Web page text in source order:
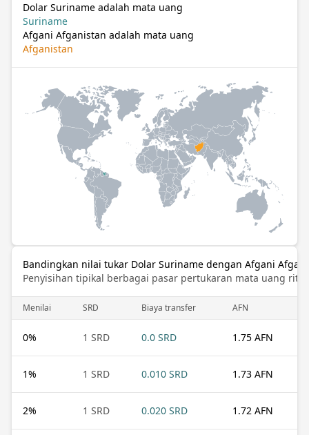
Dolar Suriname adalah mata uang
Suriname
Afgani Afganistan adalah mata uang
Afganistan
Bandingkan nilai tukar Dolar Suriname dengan Afgani
Penyisihan tipikal berbagai pasar pertukaran mata uang ritel
Menilai SRD Biaya transfer AFN
0% 1 SRD 0.0 SRD 1.75 AFN
1% 1 SRD 0.010 SRD 1.73 AFN
2% 1 SRD 0.020 SRD 1.72 AFN